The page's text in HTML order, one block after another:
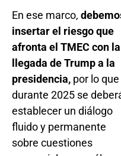
En ese marco,
insertar el riesgo que
afronta el TMEC con la
llegada de Trump a la
presidencia, por lo que
durante 2025 se
establecer un diálogo
fluido y permanente
sobre cuestiones